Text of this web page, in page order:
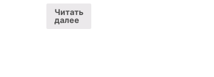
Читать
далее